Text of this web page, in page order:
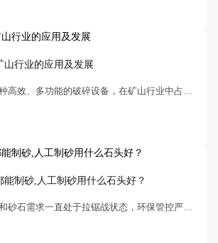
山行业的应用及发展
反击破碎机作为一种高效、多功能的破碎设备，在矿山行业中占据着举足轻重的地位。它不仅能够有效处理各种硬度的矿石，提高矿石的利用率，还在矿山开采的多个环节中发挥着关键作用
能制砂,人工制砂用什么石头好？
近两年以来，环保和砂石需求一直处于拉锯战状态，环保管控严，天然砂严禁开采，砂子需求日趋紧张。面对越来越严的环保政策，砂老板们都将目光转向人工砂，石头制砂成为缓解砂石